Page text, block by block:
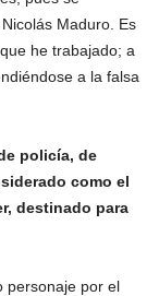
Maduro. Es
he trabajado; a
a la falsa
policía, de
como el
destinado para
personaje por el